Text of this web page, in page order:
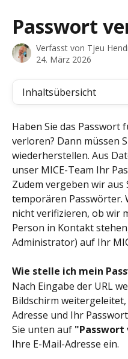
Passwort
Verfasst von Tjeu
24. März 2026
Inhaltsübersicht
Haben Sie das
verloren? Dann müssen
wiederherstellen. Aus
unser MICE-Team Ihr
Zudem vergeben wir
temporären Passwörter.
nicht verifizieren, ob wir
Person in Kontakt
Administrator) auf Ihr
Wie stelle ich mein
Nach Eingabe der URL
Bildschirm
Adresse und Ihr
Sie unten auf "Passwort
Ihre E-Mail-Adresse ein.